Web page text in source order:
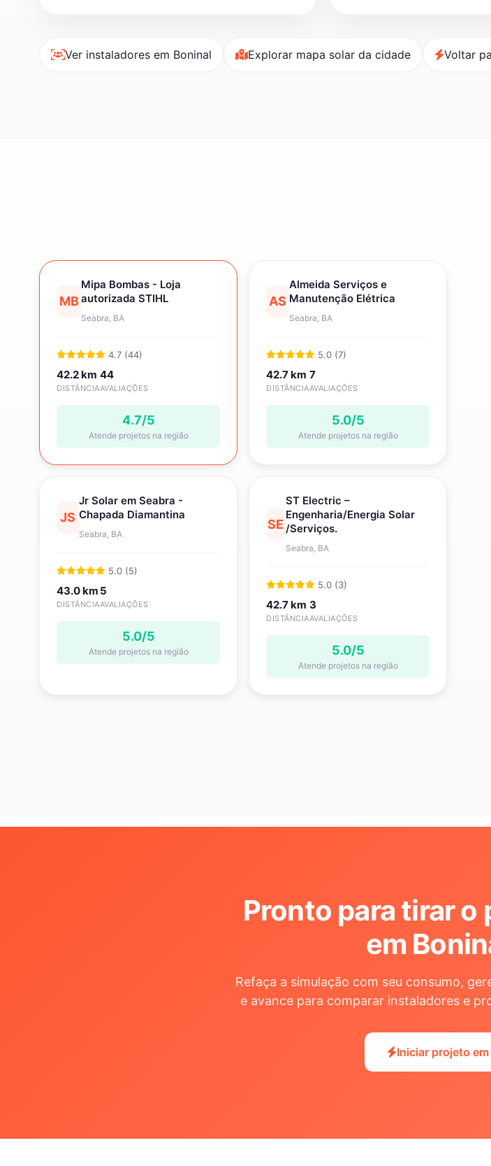
Ver instaladores em Boninal Explorar mapa solar da cidade Voltar
MB
Mipa Bombas - Loja
autorizada STIHL
Seabra, BA
4.7 (44)
42.2 km
DISTÂNCIA
44
AVALIAÇÕES
4.7/5
Atende projetos na região
AS
Almeida Serviços e
Manutenção Elétrica
Seabra, BA
5.0 (7)
42.7 km
DISTÂNCIA
7
AVALIAÇÕES
5.0/5
Atende projetos na região
JS
Jr Solar em Seabra -
Chapada Diamantina
Seabra, BA
5.0 (5)
43.0 km
DISTÂNCIA
5
AVALIAÇÕES
5.0/5
Atende projetos na região
SE
ST Electric –
Engenharia/Energia Solar
/Serviços.
Seabra, BA
5.0 (3)
42.7 km
DISTÂNCIA
3
AVALIAÇÕES
5.0/5
Atende projetos na região
Pronto para tirar o
em
Refaça a simulação com seu consumo,
e avance para comparar instaladores e
Iniciar projeto